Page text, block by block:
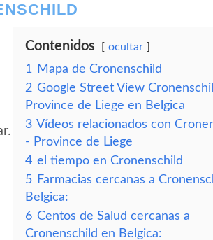
Contenidos ocultar
1
Mapa de Cronenschild
2 Google Street View
Province de Liege en Belgica
3 Vídeos relacionados con
- Province de Liege
4 el tiempo en Cronenschild
5 Farmacias cercanas a
Belgica:
6 Centos de Salud cercanas a
Cronenschild en Belgica: